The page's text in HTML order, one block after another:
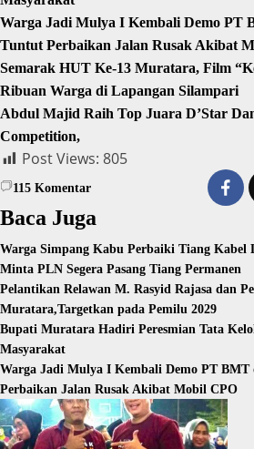
Warga Jadi Mulya I Kembali Demo PT
Tuntut Perbaikan Jalan Rusak Akibat
Semarak HUT Ke-13 Muratara, Film
Ribuan Warga di Lapangan Silampari
Abdul Majid Raih Top Juara D’Star
Competition,
Post Views: 805
115 Komentar
Baca Juga
Warga Simpang Kabu Perbaiki Tiang Kabel
Minta PLN Segera Pasang Tiang Permanen
Pelantikan Relawan M. Rasyid Rajasa dan
Muratara,Targetkan pada Pemilu 2029
Bupati Muratara Hadiri Peresmian Tata
Masyarakat
Warga Jadi Mulya I Kembali Demo PT BMT
Perbaikan Jalan Rusak Akibat Mobil CPO